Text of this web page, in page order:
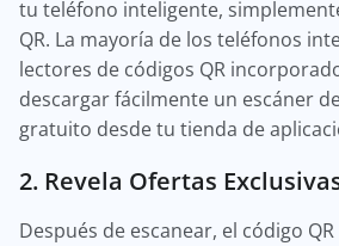
tu teléfono inteligente,
QR. La mayoría de los teléfonos
lectores de códigos QR
descargar fácilmente un escáner
gratuito desde tu tienda de
2. Revela Ofertas
Después de escanear, el código